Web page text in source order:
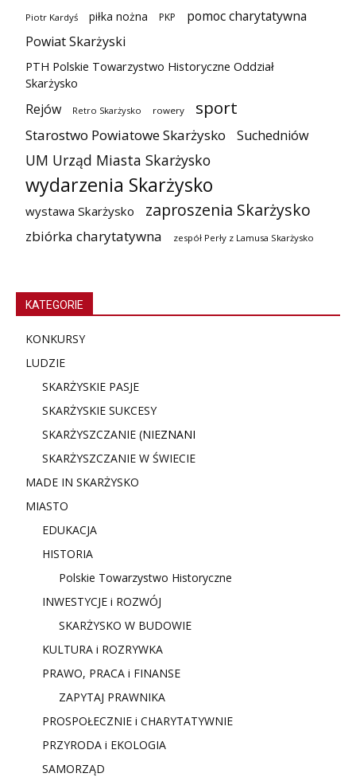
Piotr Kardyś piłka nożna PKP
pomoc charytatywna
Powiat Skarżyski
PTH Polskie Towarzystwo Historyczne Oddział
Skarżysko
Rejów Retro Skarżysko rowery sport
Starostwo Powiatowe Skarżysko Suchedniów
UM Urząd Miasta Skarżysko
wydarzenia Skarżysko
wystawa Skarżysko zaproszenia Skarżysko
zbiórka charytatywna zespół Perły z Lamusa Skarżysko
KATEGORIE
KONKURSY
LUDZIE
SKARŻYSKIE PASJE
SKARŻYSKIE SUKCESY
SKARŻYSZCZANIE (NIEZNANI
SKARŻYSZCZANIE W ŚWIECIE
MADE IN SKARŻYSKO
MIASTO
EDUKACJA
HISTORIA
Polskie Towarzystwo Historyczne
INWESTYCJE i ROZWÓJ
SKARŻYSKO W BUDOWIE
KULTURA i ROZRYWKA
PRAWO, PRACA i FINANSE
ZAPYTAJ PRAWNIKA
PROSPOŁECZNIE i CHARYTATYWNIE
PRZYRODA i EKOLOGIA
SAMORZĄD